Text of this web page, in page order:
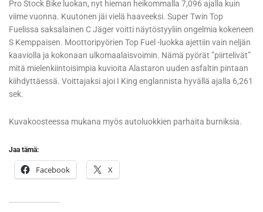
Pro Stock Bike luokan, nyt hieman heikommalla 7,096 ajalla kuin
viime vuonna. Kuutonen jäi vielä haaveeksi. Super Twin Top
Fuelissa saksalainen C Jäger voitti näytöstyyliin ongelmia kokeneen
S Kemppaisen. Moottoripyörien Top Fuel -luokka ajettiin vain neljän
kaaviolla ja kokonaan ulkomaalaisvoimin. Nämä pyörät ”piirtelivät”
mitä mielenkiintoisimpia kuvioita Alastaron uuden asfaltin pintaan
kiihdyttäessä. Voittajaksi ajoi I King englannista hyvällä ajalla 6,261
sek.
Kuvakoosteessa mukana myös autoluokkien parhaita burniksia.
Jaa tämä:
Facebook X